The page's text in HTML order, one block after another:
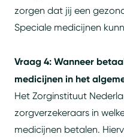
zorgen dat jij een
Speciale medicijnen
Vraag 4: Wanneer
medicijnen in het
Het Zorginstituut
zorgverzekeraars in
medicijnen betalen.